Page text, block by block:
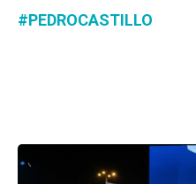
#PEDROCASTILLO